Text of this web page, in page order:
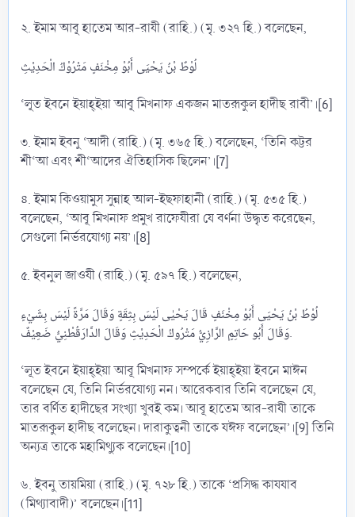
২. ইমাম আবূ হাতেম আর-রাযী (রাহি.) (মৃ. ৩২৭ হি.) বলেছেন,
لُوْطٌ بْنُ يَحْيَى أَبُوْ مِخْنَفٍ مَتْرُوْكُ الْحَدِيْثِ
‘লূত ইবনে ইয়াহ্ইয়া আবূ মিখনাফ একজন মাতরূকুল হাদীছ রাবী’।[6]
৩. ইমাম ইবনু ‘আদী (রাহি.) (মৃ. ৩৬৫ হি.) বলেছেন, ‘তিনি কট্টর
শী‘আ এবং শী‘আদের ঐতিহাসিক ছিলেন’।[7]
৪. ইমাম কিওয়ামুস সুন্নাহ আল-ইছফাহানী (রাহি.) (মৃ. ৫৩৫ হি.)
বলেছেন, ‘আবূ মিখনাফ প্রমুখ রাফেযীরা যে বর্ণনা উদ্ধৃত করেছেন,
সেগুলো নির্ভরযোগ্য নয়’।[8]
৫. ইবনুল জাওযী (রাহি.) (মৃ. ৫৯৭ হি.) বলেছেন,
لُوْطُ بْنُ يَحْيَى أَبُوْ مِخْنَفٍ قَالَ يَحْيٰى لَيْسَ بِثِقَةٍ وَقَالَ مَرَّةً لَيْسَ بِشَيْءٍ
وَقَالَ أَبُو حَاتِمٍ الرَّازِيُّ مَتْرُوكُ الْحَدِيْثِ وَقَالَ الدَّارَقُطْنِيُّ ضَعِيْفٌ.
‘লূত ইবনে ইয়াহ্ইয়া আবূ মিখনাফ সম্পর্কে ইয়াহ্ইয়া ইবনে মাঈন
বলেছেন যে, তিনি নির্ভরযোগ্য নন। আরেকবার তিনি বলেছেন যে,
তার বর্ণিত হাদীছের সংখ্যা খুবই কম। আবূ হাতেম আর-রাযী তাকে
মাতরূকুল হাদীছ বলেছেন। দারাকুত্বনী তাকে যঈফ বলেছেন’।[9] তিনি
অন্যত্র তাকে মহামিথ্যুক বলেছেন।[10]
৬. ইবনু তায়মিয়া (রাহি.) (মৃ. ৭২৮ হি.) তাকে ‘প্রসিদ্ধ কাযযাব
(মিথ্যাবাদী)’ বলেছেন।[11]